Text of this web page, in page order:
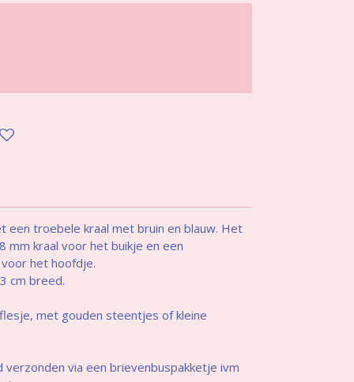
een troebele kraal met bruin en blauw. Het
mm kraal voor het buikje en een
het hoofdje.
cm breed.
met gouden steentjes of kleine
via een brievenbuspakketje ivm